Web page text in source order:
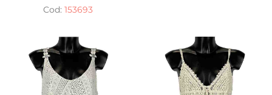
Cod: 153693